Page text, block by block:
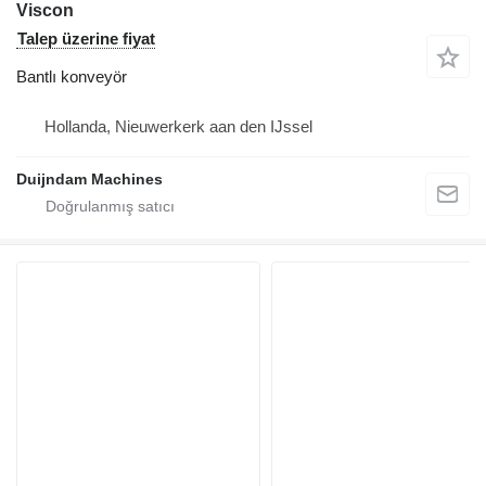
Viscon
Talep üzerine fiyat
Bantlı konveyör
Hollanda, Nieuwerkerk aan den IJssel
Duijndam Machines